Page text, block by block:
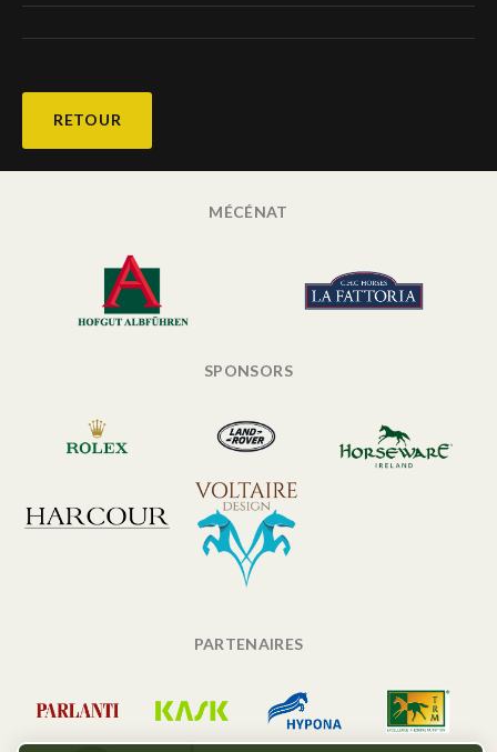
RETOUR
MÉCÉNAT
SPONSORS
PARTENAIRES